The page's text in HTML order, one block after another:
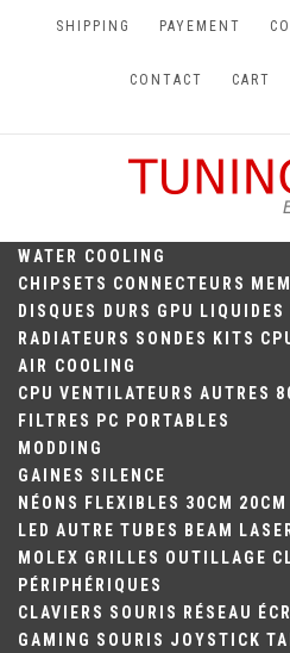
SHIPPING PAYEMENT
CONTACT CART
TUNING-
WATER COOLING
CHIPSETS CONNECTEURS
DISQUES DURS GPU LIQUIDES
RADIATEURS SONDES KITS
AIR COOLING
CPU VENTILATEURS AUTRES
FILTRES
PC PORTABLES
MODDING
GAINES SILENCE
NÉONS
FLEXIBLES 30CM 20CM
LED AUTRE TUBES BEAM
MOLEX GRILLES OUTILLAGE
PÉRIPHÉRIQUES
CLAVIERS SOURIS RÉSEAU
GAMING SOURIS JOYSTICK